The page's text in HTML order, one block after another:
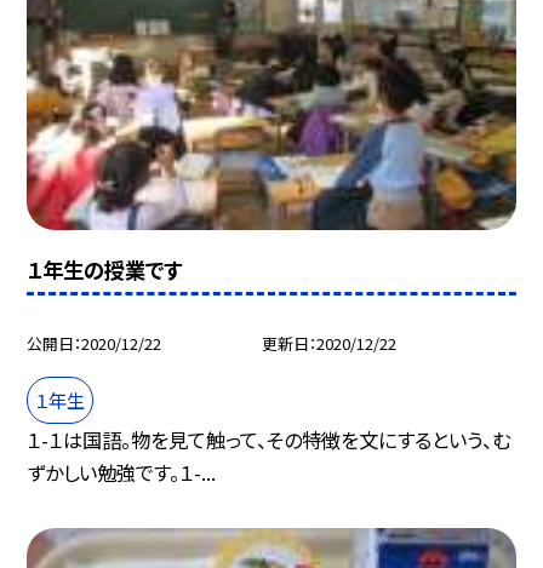
１年生の授業です
公開日 2020/12/22 更新日 2020/12/22
１年生
１-１は国語。物を見て触って、その特徴を文にするという、む
ずかしい勉強です。１-...